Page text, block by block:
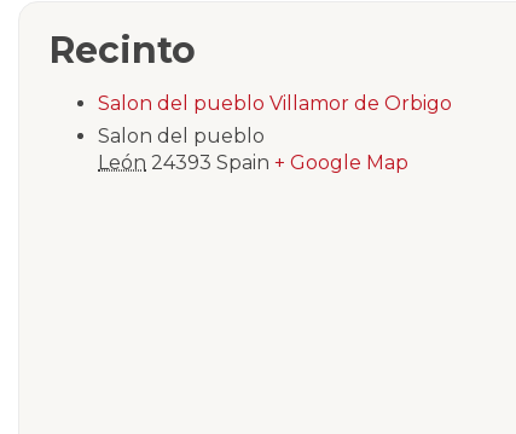
Recinto
Salon del pueblo Villamor de Orbigo
Salon del pueblo
León 24393 Spain + Google Map